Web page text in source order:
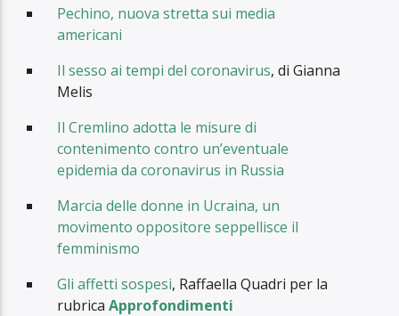
Pechino, nuova stretta sui media
americani
Il sesso ai tempi del coronavirus, di Gianna
Melis
Il Cremlino adotta le misure di
contenimento contro un’eventuale
epidemia da coronavirus in Russia
Marcia delle donne in Ucraina, un
movimento oppositore seppellisce il
femminismo
Gli affetti sospesi, Raffaella Quadri per la
rubricaApprofondimenti